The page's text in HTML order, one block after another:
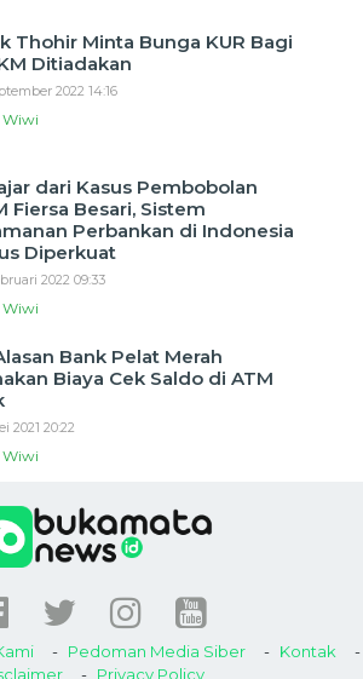
Thohir Minta Bunga KUR Bagi
Ditiadakan
2022 14:16
Wiwi
dari Kasus Pembobolan
Fiersa Besari, Sistem
Perbankan di Indonesia
Diperkuat
2022 09:33
Wiwi
Bank Pelat Merah
Biaya Cek Saldo di ATM
2021 20:22
Wiwi
Pedoman Media Siber
Kontak
Privacy Policy